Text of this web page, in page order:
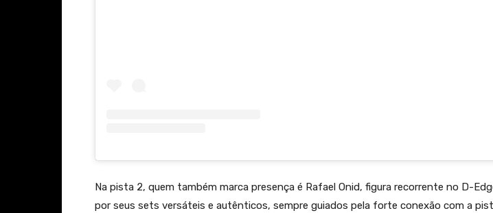
Na pista 2, quem também marca presença é Rafael Onid, figura recorrente no D-
por seus sets versáteis e autênticos, sempre guiados pela forte conexão com a